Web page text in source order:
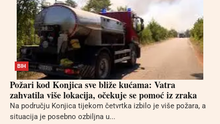
BIH
Požari kod Konjica sve bliže kućama: Vatra
zahvatila više lokacija, očekuje se pomoć iz zraka
Na području Konjica tijekom četvrtka izbilo je više požara, a
situacija je posebno ozbiljna u...